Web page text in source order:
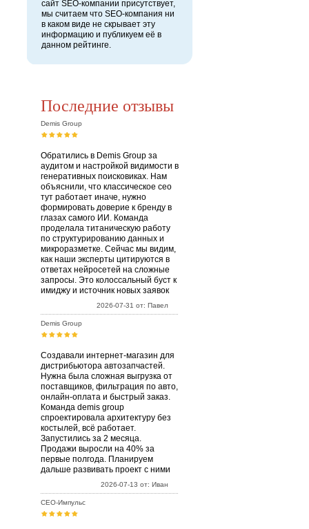
сайт SEO-компании присутствует,
мы считаем что SEO-компания ни
в каком виде не скрывает эту
информацию и публикуем её в
данном рейтинге.
Последние отзывы
Demis Group
Обратились в Demis Group за
аудитом и настройкой видимости в
генеративных поисковиках. Нам
объяснили, что классическое сео
тут работает иначе, нужно
формировать доверие к бренду в
глазах самого ИИ. Команда
проделала титаническую работу
по структурированию данных и
микроразметке. Сейчас мы видим,
как наши эксперты цитируются в
ответах нейросетей на сложные
запросы. Это колоссальный буст к
имиджу и источник новых заявок
2026-07-31 от: Павел
Demis Group
Создавали интернет-магазин для
дистрибьютора автозапчастей.
Нужна была сложная выгрузка от
поставщиков, фильтрация по авто,
онлайн-оплата и быстрый заказ.
Команда demis group
спроектировала архитектуру без
костылей, всё работает.
Запустились за 2 месяца.
Продажи выросли на 40% за
первые полгода. Планируем
дальше развивать проект с ними
2026-07-13 от: Иван
СЕО-Импульс